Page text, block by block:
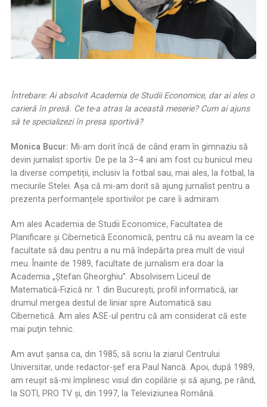
Întrebare: Ai absolvit Academia de Studii Economice, dar ai ales o
carieră în presă. Ce te-a atras la această meserie? Cum ai ajuns
să te specializezi în presa sportivă?
Monica Bucur: Mi-am dorit încă de când eram în gimnaziu să
devin jurnalist sportiv. De pe la 3–4 ani am fost cu bunicul meu
la diverse competiții, inclusiv la fotbal sau, mai ales, la fotbal, la
meciurile Stelei. Aşa că mi-am dorit să ajung jurnalist pentru a
prezenta performanțele sportivilor pe care îi admiram.
Am ales Academia de Studii Economice, Facultatea de
Planificare și Cibernetică Economică, pentru că nu aveam la ce
facultate să dau pentru a nu mă îndepărta prea mult de visul
meu. Înainte de 1989, facultate de jurnalism era doar la
Academia „Ștefan Gheorghiu”. Absolvisem Liceul de
Matematică-Fizică nr. 1 din București, profil informatică, iar
drumul mergea destul de liniar spre Automatică sau
Cibernetică. Am ales ASE-ul pentru că am considerat că este
mai puţin tehnic.
Am avut şansa ca, din 1985, să scriu la ziarul Centrului
Universitar, unde redactor-şef era Paul Nancă. Apoi, după 1989,
am reușit să-mi împlinesc visul din copilărie şi să ajung, pe rând,
la SOTI, PRO TV şi, din 1997, la Televiziunea Română.